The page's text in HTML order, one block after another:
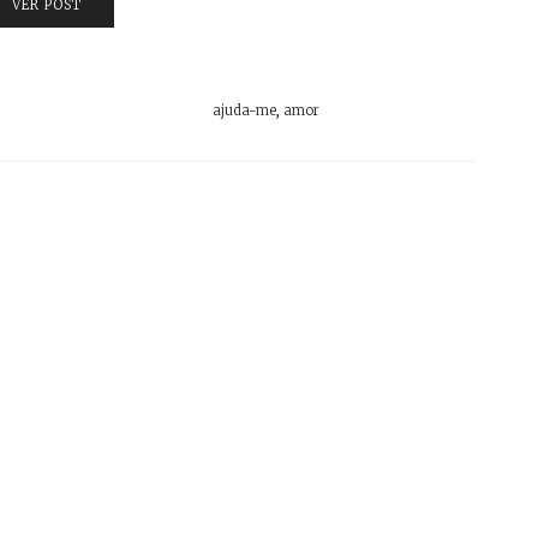
VER POST
ajuda-me, amor